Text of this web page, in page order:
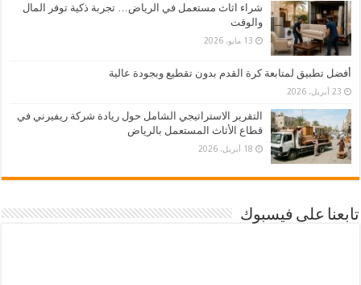
شراء اثاث مستعمل في الرياض… تجربة ذكية توفر المال
والوقت
13 مايو، 2026
أفضل تطبيق لمتابعة كرة القدم بدون تقطيع وبجودة عالية
23 أبريل، 2026
التقرير الاستراتيجي الشامل حول ريادة شركة ريفيرني في
قطاع الأثاث المستعمل بالرياض
18 أبريل، 2026
تابعنا على فيسبوك